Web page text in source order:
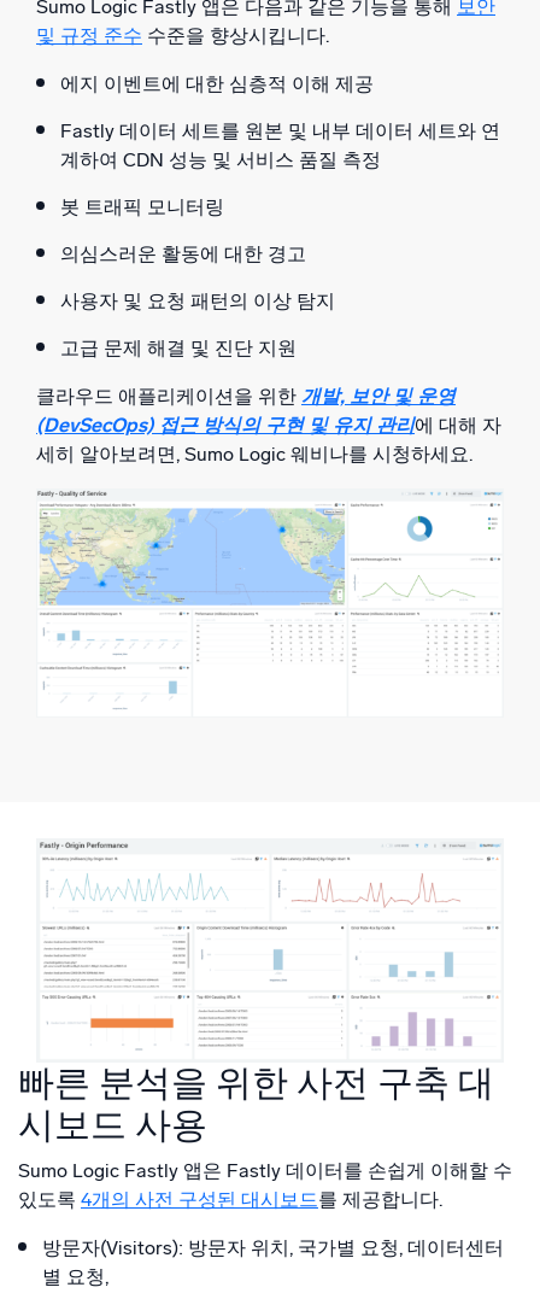
Sumo Logic Fastly 앱은 다음과 같은 기능을 통해 보안
및 규정 준수 수준을 향상시킵니다.
에지 이벤트에 대한 심층적 이해 제공
Fastly 데이터 세트를 원본 및 내부 데이터 세트와 연
계하여 CDN 성능 및 서비스 품질 측정
봇 트래픽 모니터링
의심스러운 활동에 대한 경고
사용자 및 요청 패턴의 이상 탐지
고급 문제 해결 및 진단 지원
클라우드 애플리케이션을 위한 개발, 보안 및 운영
(DevSecOps) 접근 방식의 구현 및 유지 관리에 대해 자
세히 알아보려면, Sumo Logic 웨비나를 시청하세요.
빠른 분석을 위한 사전 구축 대
시보드 사용
Sumo Logic Fastly 앱은 Fastly 데이터를 손쉽게 이해할 수
있도록 4개의 사전 구성된 대시보드를 제공합니다.
방문자(Visitors): 방문자 위치, 국가별 요청, 데이터센터
별 요청,